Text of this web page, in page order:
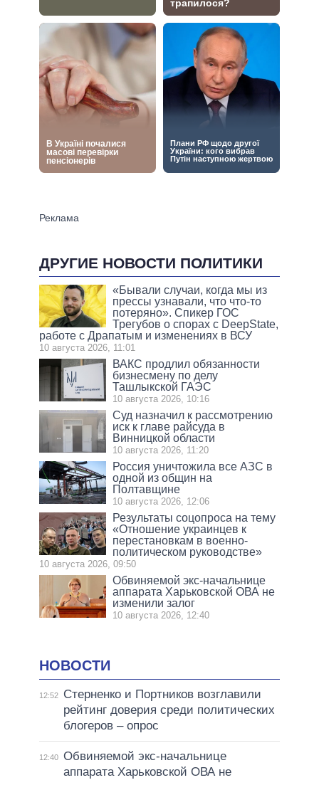
ДРУГИЕ НОВОСТИ ПОЛИТИКИ
«Бывали случаи, когда мы из
прессы узнавали, что что-то
потеряно». Спикер ГОС
Трегубов о спорах с DeepState,
работе с Драпатым и изменениях в ВСУ
10 августа 2026, 11:01
ВАКС продлил обязанности
бизнесмену по делу
Ташлыкской ГАЭС
10 августа 2026, 10:16
Суд назначил к рассмотрению
иск к главе райсуда в
Винницкой области
10 августа 2026, 11:20
Россия уничтожила все АЗС в
одной из общин на
Полтавщине
10 августа 2026, 12:06
Результаты соцопроса на тему
«Отношение украинцев к
перестановкам в военно-
политическом руководстве»
10 августа 2026, 09:50
Обвиняемой экс-начальнице
аппарата Харьковской ОВА не
изменили залог
10 августа 2026, 12:40
НОВОСТИ
12:52
Стерненко и Портников возглавили
рейтинг доверия среди политических
блогеров – опрос
12:40 Обвиняемой экс-начальнице
аппарата Харьковской ОВА не